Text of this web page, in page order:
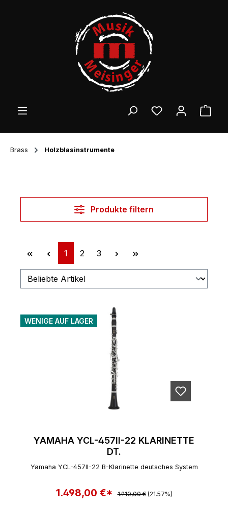
Brass Holzblasinstrumente
Produkte filtern
Seite
1 Seite
2 Seite
3
WENIGE AUF LAGER
YAMAHA YCL-457II-22 KLARINETTE
DT.
Yamaha YCL-457II-22 B-Klarinette deutsches System
Verkaufspreis:
1.498,00 €* Regulärer Preis:
1.910,00 € (21.57%)